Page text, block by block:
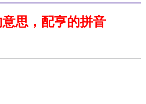
思，配亨的拼音